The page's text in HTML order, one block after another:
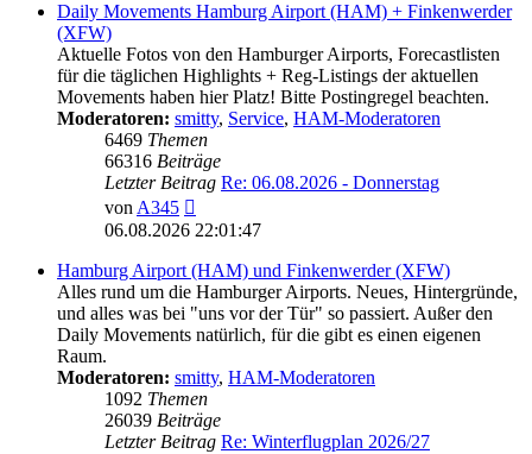
Daily Movements Hamburg Airport (HAM) + Finkenwerder
(XFW)
Aktuelle Fotos von den Hamburger Airports, Forecastlisten
für die täglichen Highlights + Reg-Listings der aktuellen
Movements haben hier Platz! Bitte Postingregel beachten.
Moderatoren: smitty, Service, HAM-Moderatoren
6469 Themen
66316 Beiträge
Letzter Beitrag Re: 06.08.2026 - Donnerstag
vonA345
Beitrag
06.08.2026 22:01:47
Hamburg Airport (HAM) und Finkenwerder (XFW)
Alles rund um die Hamburger Airports. Neues, Hintergründe,
und alles was bei "uns vor der Tür" so passiert. Außer den
Daily Movements natürlich, für die gibt es einen eigenen
Raum.
Moderatoren: smitty, HAM-Moderatoren
1092 Themen
26039 Beiträge
Letzter Beitrag Re: Winterflugplan 2026/27